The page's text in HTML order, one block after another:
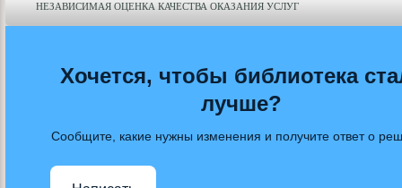
НЕЗАВИСИМАЯ ОЦЕНКА КАЧЕСТВА ОКАЗАНИЯ УСЛУГ
Хочется, чтобы библиотека
лучше?
Сообщите, какие нужны изменения и получите ответ о